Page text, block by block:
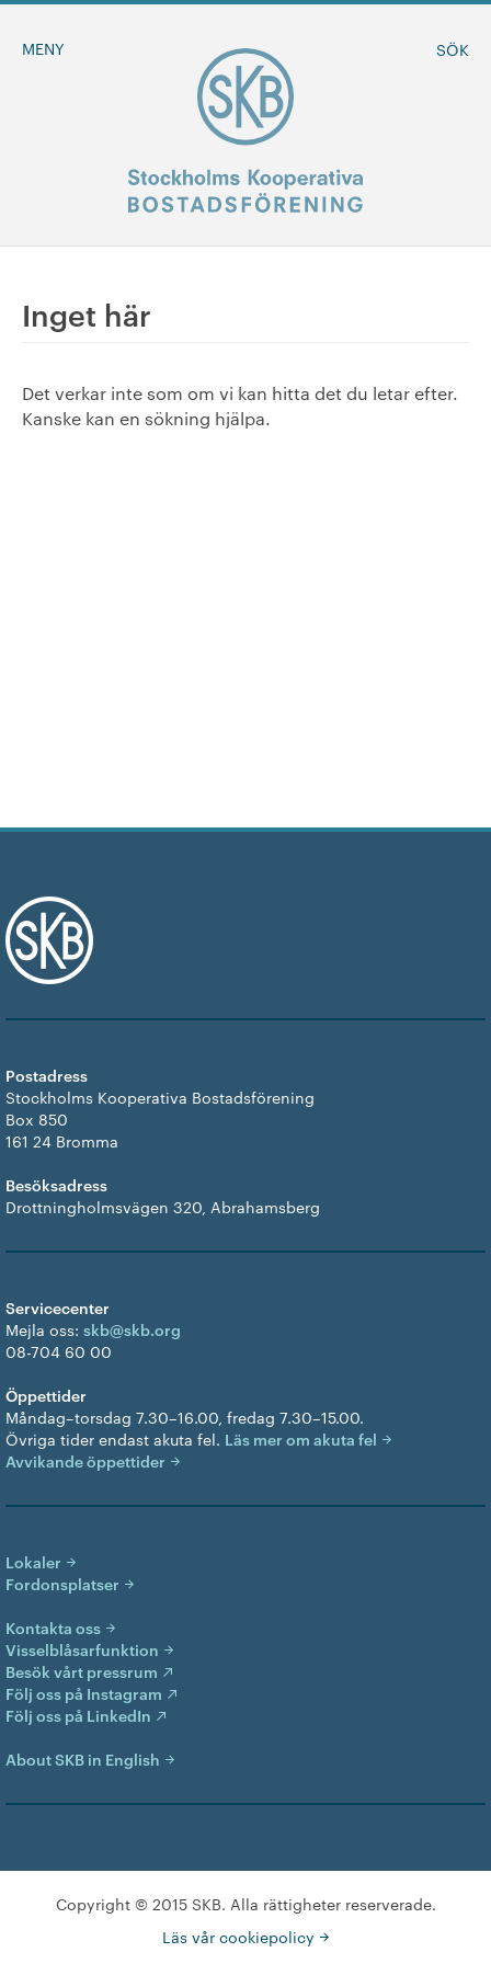
SÖK
MENY
Om oss
Inget här
Det verkar inte som om vi kan hitta det du letar efter.
Kanske kan en sökning hjälpa.
Postadress
Stockholms Kooperativa Bostadsförening
Box 850
161 24 Bromma
Besöksadress
Drottningholmsvägen 320, Abrahamsberg
Servicecenter
Mejla oss: skb@skb.org
08-704 60 00
Öppettider
Måndag–torsdag 7.30–16.00, fredag 7.30–15.00.
Övriga tider endast akuta fel. Läs mer om akuta fel
Avvikande öppettider
Lokaler
Fordonsplatser
Kontakta oss
Visselblåsarfunktion
Besök vårt pressrum
Följ oss på Instagram
Följ oss på LinkedIn
About SKB in English
Copyright © 2015 SKB. Alla rättigheter reserverade.
Läs vår cookiepolicy